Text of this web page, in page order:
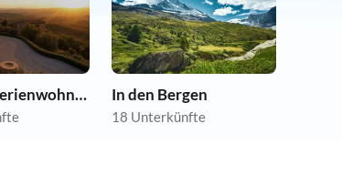
Günstige Ferienwohnungen In den Bergen
18 Unterkünfte